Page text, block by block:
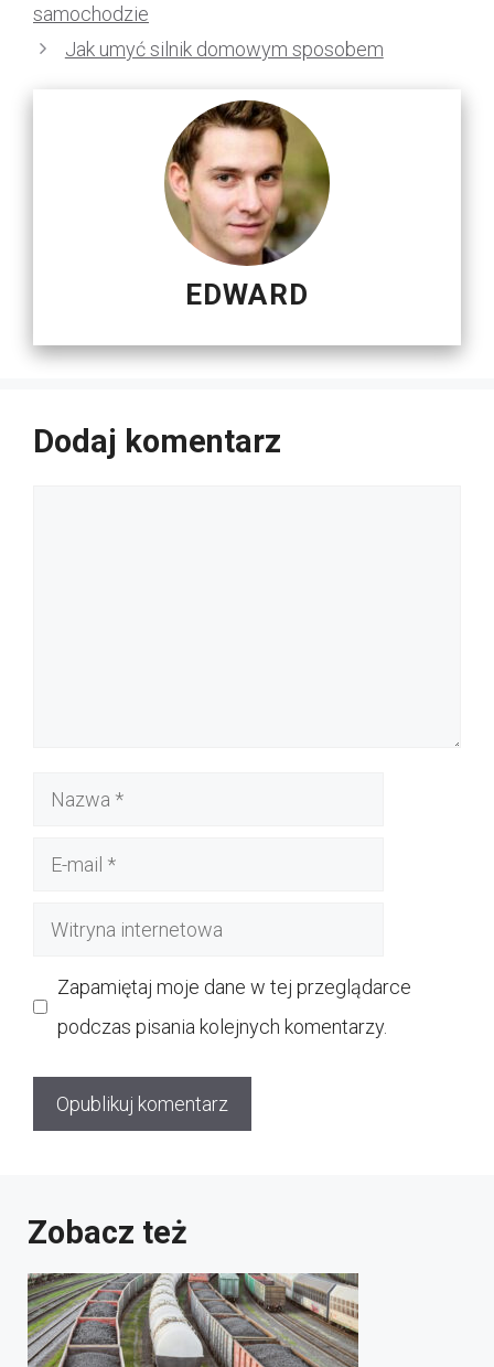
samochodzie
Jak umyć silnik domowym sposobem
EDWARD
Dodaj komentarz
Nazwa
Witryna
Zapamiętaj moje dane w tej przeglądarce
podczas pisania kolejnych komentarzy.
Zobacz też